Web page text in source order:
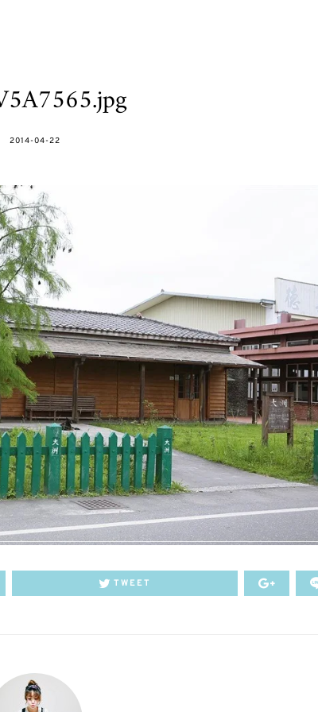
POSTED
2014-04-22
TWEET